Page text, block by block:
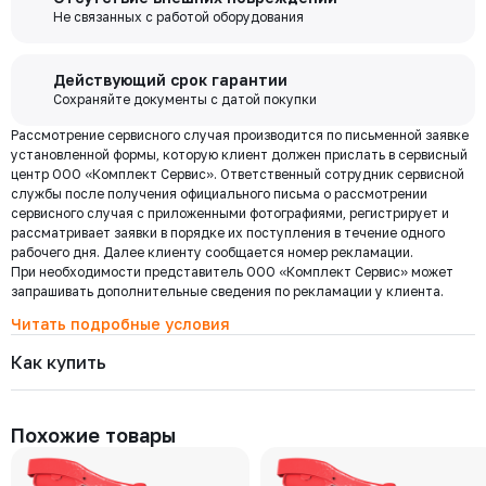
РУ 16 ДУ 200
Цена с НДС Под заказ
201-125-16 DA-93
Давление номинальное
РУ 16
Диаметр номинальный
ДУ 125
Наличие
Нет
Цена с НДС
27 719 ₽ Под заказ
Давление номинальное
РУ 16
покупки и выполняйте другие банковские операции.
Обмен документами через Диадок это обмен и подписание
любых документов без дублирования на бумаге. Приглашаем Вас
приступить к работе по обмену документами в электронном
виде.
Подробнее
забор груза в выбранной вами транспортной компании.
Бесплатная
доставка по
Москве и
области при
заказе от 30
000 ₽
Региональная доставка
Мы стремимся сократить издержки по доставке заказов для наших
клиентов!
Москве. Условия доставки до терминалов ТК в других городах
терминала ТК оплачиваются отдельно.
Самовывоз
Не связанных с работой оборудования
Действующий срок гарантии
Сохраняйте документы с датой покупки
Рассмотрение сервисного случая производится по письменной заявке
установленной формы, которую клиент должен прислать в сервисный
центр ООО «Комплект Сервис». Ответственный сотрудник сервисной
службы после получения официального письма о рассмотрении
сервисного случая с приложенными фотографиями, регистрирует и
рассматривает заявки в порядке их поступления в течение одного
рабочего дня. Далее клиенту сообщается номер рекламации.
При необходимости представитель ООО «Комплект Сервис» может
запрашивать дополнительные сведения по рекламации у клиента.
Читать подробные условия
Как купить
Похожие товары